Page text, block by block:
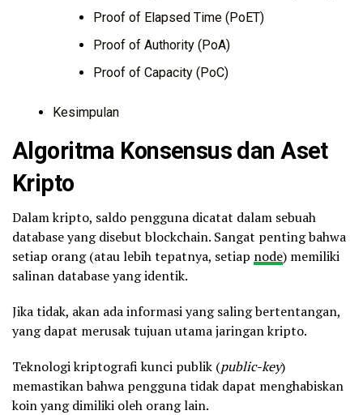
Proof of Elapsed Time (PoET)
Proof of Authority (PoA)
Proof of Capacity (PoC)
Kesimpulan
Algoritma Konsensus dan Aset
Kripto
Dalam kripto, saldo pengguna dicatat dalam sebuah
database yang disebut blockchain. Sangat penting bahwa
setiap orang (atau lebih tepatnya, setiap node) memiliki
salinan database yang identik.
Jika tidak, akan ada informasi yang saling bertentangan,
yang dapat merusak tujuan utama jaringan kripto.
Teknologi kriptografi kunci publik (public-key)
memastikan bahwa pengguna tidak dapat menghabiskan
koin yang dimiliki oleh orang lain.